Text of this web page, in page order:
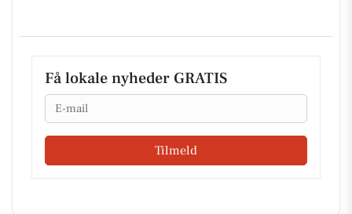
Få lokale nyheder GRATIS
Email
Tilmeld